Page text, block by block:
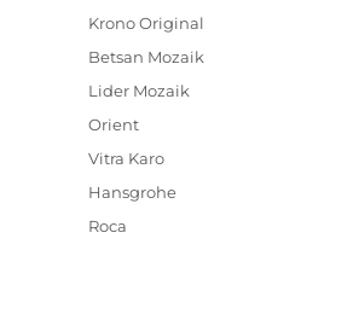
Krono Original
Betsan Mozaik
Lider Mozaik
Orient
Vitra Karo
Hansgrohe
Roca